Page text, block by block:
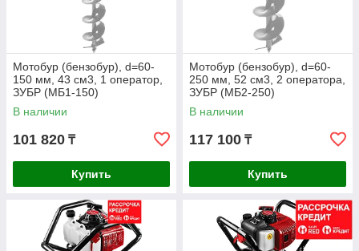
Мотобур (бензобур), d=60-
150 мм, 43 см3, 1 оператор,
ЗУБР (МБ1-150)
В наличии
101 820 ₸
Купить
Мотобур (бензобур), d=60-
250 мм, 52 см3, 2 оператора,
ЗУБР (МБ2-250)
В наличии
117 100 ₸
Купить